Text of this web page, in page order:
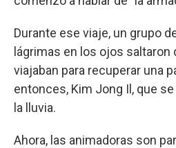
Durante ese viaje, un grupo
lágrimas en los ojos saltaron
viajaban para recuperar una
entonces, Kim Jong Il, que
la lluvia.
Ahora, las animadoras son